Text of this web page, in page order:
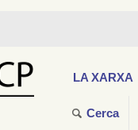
LA XARXA
Cerca